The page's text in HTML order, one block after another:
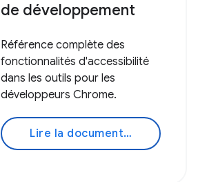
de développement
Référence complète des
fonctionnalités d'accessibilité
dans les outils pour les
développeurs Chrome.
Lire la documentation